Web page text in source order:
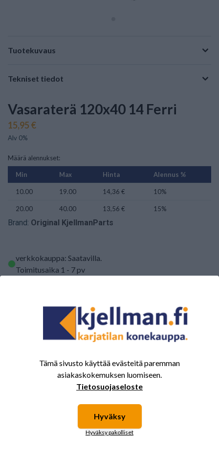
Tuotekuvaus
Tekniset tiedot
Vasaraterä 120x40 14 Ferri
15,95 €
Alv 0%
Määrä alennukset:
Min Max Hinta Alennus %
10.00 19.00 14,36 € 10%
20.00 40.00 13,56 € 15%
Brand: Original KjellmanParts
verkkokauppa: Saatavilla.
Toimitusaika 1 - 7 pv
LISÄÄ OSTOSKORIIN
ARVOSTELUJEN YHTEENVETO
Yhteensä 0 Arvostelut
Tämä sivusto käyttää evästeitä paremman
asiakaskokemuksen luomiseen.
Tietosuojaseloste
Hyväksy
Hyväksy pakolliset